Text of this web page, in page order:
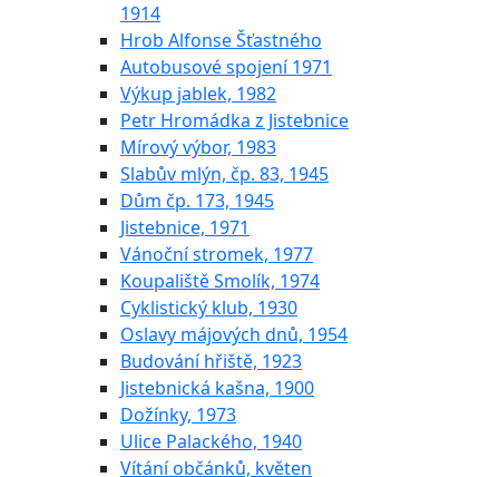
1914
Hrob Alfonse Šťastného
Autobusové spojení 1971
Výkup jablek, 1982
Petr Hromádka z Jistebnice
Mírový výbor, 1983
Slabův mlýn, čp. 83, 1945
Dům čp. 173, 1945
Jistebnice, 1971
Vánoční stromek, 1977
Koupaliště Smolík, 1974
Cyklistický klub, 1930
Oslavy májových dnů, 1954
Budování hřiště, 1923
Jistebnická kašna, 1900
Dožínky, 1973
Ulice Palackého, 1940
Vítání občánků, květen